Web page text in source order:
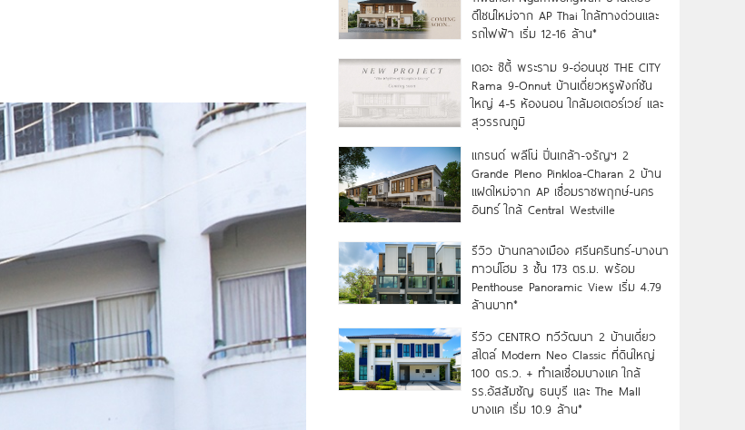
ดีไซน์ใหม่จาก AP Thai ใกล้ทางด่วนและ
รถไฟฟ้า เริ่ม 12-16 ล้าน*
เดอะ ซิตี้ พระราม 9-อ่อนนุช THE CITY
Rama 9-Onnut บ้านเดี่ยวหรูฟังก์ชัน
ใหญ่ 4-5 ห้องนอน ใกล้มอเตอร์เวย์ และ
สุวรรณภูมิ
แกรนด์ พลีโน่ ปิ่นเกล้า-จรัญฯ 2
Grande Pleno Pinkloa-Charan 2 บ้าน
แฝดใหม่จาก AP เชื่อมราชพฤกษ์-นคร
อินทร์ ใกล้ Central Westville
รีวิว บ้านกลางเมือง ศรีนครินทร์-บางนา
ทาวน์โฮม 3 ชั้น 173 ตร.ม. พร้อม
Penthouse Panoramic View เริ่ม 4.79
ล้านบาท*
รีวิว CENTRO ทวีวัฒนา 2 บ้านเดี่ยว
สไตล์ Modern Neo Classic ที่ดินใหญ่
100 ตร.ว. + ทำเลเชื่อมบางแค ใกล้
รร.อัสสัมชัญ ธนบุรี และ The Mall
บางแค เริ่ม 10.9 ล้าน*